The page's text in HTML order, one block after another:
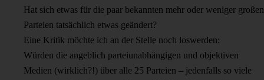
Hat sich etwas für die paar bekannten mehr oder weniger großen
Parteien tatsächlich etwas geändert?
Eine Kritik möchte ich an der Stelle noch loswerden:
Würden die angeblich parteiunabhängigen und objektiven
Medien (wirklich?!) über alle 25 Parteien – jedenfalls so viele